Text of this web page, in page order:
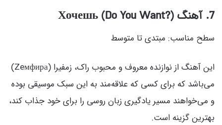
7. آهنگ Хочешь (Do You Want?)
سطح مناسب: مبتدی تا متوسط
این آهنگ از نوازنده معروف و محبوب راک، زمفیرا (Zeмфира)
می‌باشد که برای کسی که علاقه‌مند به این سبک موسیقی بوده
و می‌خواهند مسیر یادگیری زبان روسی را برای خود جذاب کند،
بهترین گزینه است.